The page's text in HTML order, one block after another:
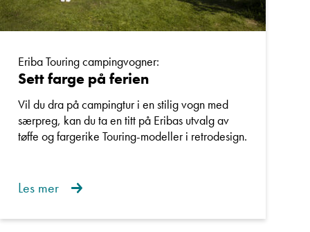
Eriba Touring campingvogner:
Sett farge på ferien
Vil du dra på campingtur i en stilig vogn med
særpreg, kan du ta en titt på Eribas utvalg av
tøffe og fargerike Touring-modeller i retrodesign.
Les mer